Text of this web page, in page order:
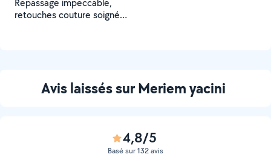
Repassage impeccable,
retouches couture soignée
Avis laissés sur Meriem yacini
4,8/5
Basé sur 132 avis